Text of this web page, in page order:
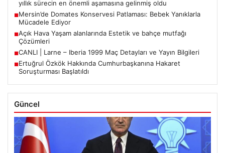
yıllık sürecin en önemli aşamasına gelinmiş oldu
■Mersin’de Domates Konservesi Patlaması: Bebek Yanıklarla
Mücadele Ediyor
■Açık Hava Yaşam alanlarında Estetik ve bahçe mutfağı
Çözümleri
■CANLI | Larne – Iberia 1999 Maç Detayları ve Yayın Bilgileri
■Ertuğrul Özkök Hakkında Cumhurbaşkanına Hakaret
Soruşturması Başlatıldı
Güncel